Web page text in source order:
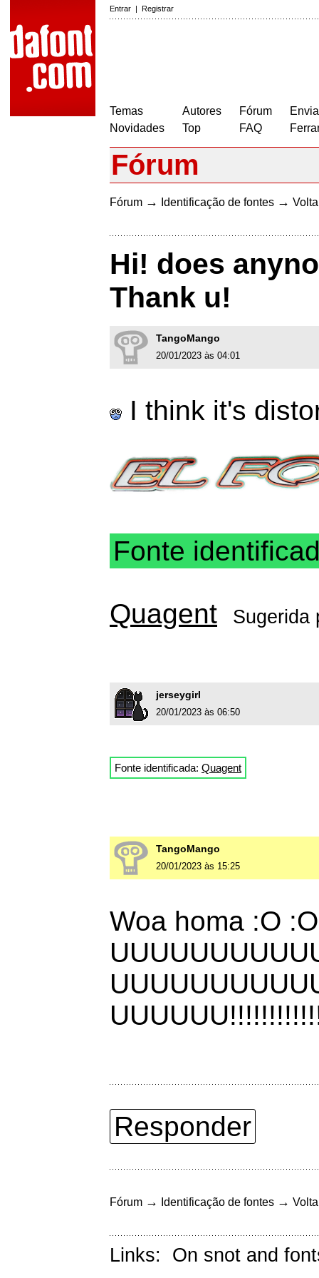
Entrar | Registrar
Temas
Novidades
Autores
Top
Fórum
FAQ
Fórum
Fórum → Identificação de fontes →
Hi! does
Thank u!
TangoMango
20/01/2023 às 04:01
I think it's
Fonte
Quagent Sugerida
jerseygirl
20/01/2023 às 06:50
Fonte identificada: Quagent
TangoMango
20/01/2023 às 15:25
Woa homa :O
Responder
Fórum → Identificação de fontes →
Links: On snot and